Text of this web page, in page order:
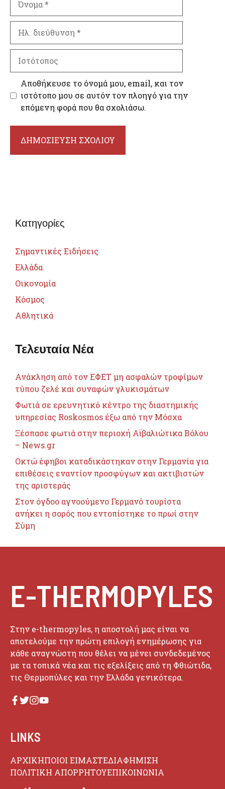
διεύθυνση
Αποθήκευσε το όνομά μου, email, και τον
ιστότοπο μου σε αυτόν τον πλοηγό για την
επόμενη φορά που θα σχολιάσω.
Κατηγορίες
Σημαντικές Ειδήσεις
Ελλάδα
Οικονομία
Κόσμος
Αθλητικά
Τελευταία Νέα
Ανάκληση από τον ΕΦΕΤ μη ασφαλών τροφίμων
τύπου ζελέ και συναφών γλυκισμάτων
Φωτιά σε ερευνητικό κέντρο της διαστημικής
υπηρεσίας Roskosmos έξω από την Μόσχα
Ξέσπασε φωτιά στην περιοχή Αϊβαλιώτικα Βόλου
– News.gr
Οκτώ έφηβοι καταδικάστηκαν στην Γερμανία για
επιθέσεις εναντίον προσφύγων και ακτιβιστών
της αριστεράς
Στον όγδοο αγνοούμενο Γερμανό τουρίστα
ανήκει η σορός που εντοπίστηκε το πρωί στην
Σύμη
E-THERMOPYLES
Στην e-thermopyles, η αποστολή μας είναι να
αποτελούμε την πρώτη επιλογή ενημέρωσης για
κάθε αναγνώστη που θέλει να μένει συνδεδεμένος
με τα τοπικά νέα και τις εξελίξεις από τη Φθιώτιδα,
τις Θερμοπύλες και την Ελλάδα γενικότερα.
LINKS
ΑΡΧΙΚΗΠΟΙΟΙ ΕΙΜΑΣΤΕΔΙΑΦΗΜΙΣΗ
ΠΟΛΙΤΙΚΗ ΑΠΟΡΡΗΤΟΥΕΠΙΚΟΙΝΩΝΙΑ